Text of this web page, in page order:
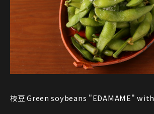
枝豆 Green soybeans "EDAMAME"